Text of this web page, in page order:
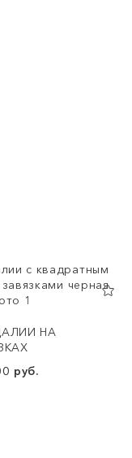
НА
руб.